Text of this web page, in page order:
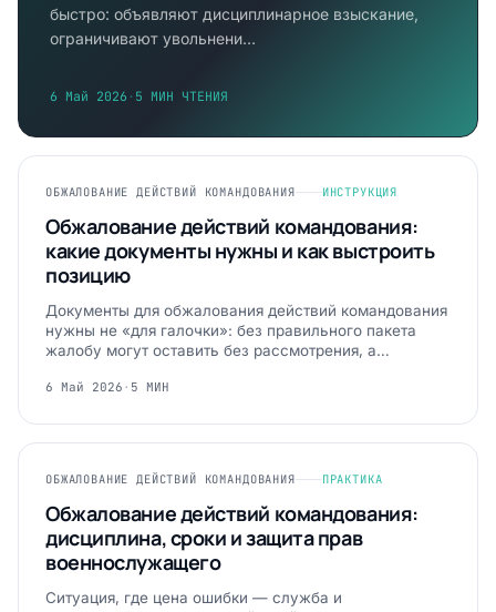
быстро: объявляют дисциплинарное взыскание,
ограничивают увольнени…
6 Май 2026 · 5 МИН ЧТЕНИЯ
ОБЖАЛОВАНИЕ ДЕЙСТВИЙ КОМАНДОВАНИЯ ИНСТРУКЦИЯ
Обжалование действий командования:
какие документы нужны и как выстроить
позицию
Документы для обжалования действий командования
нужны не «для галочки»: без правильного пакета
жалобу могут оставить без рассмотрения, а…
6 Май 2026 · 5 МИН
ОБЖАЛОВАНИЕ ДЕЙСТВИЙ КОМАНДОВАНИЯ ПРАКТИКА
Обжалование действий командования:
дисциплина, сроки и защита прав
военнослужащего
Ситуация, где цена ошибки — служба и